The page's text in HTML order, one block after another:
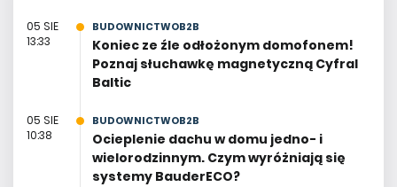
05 SIE
13:33
BUDOWNICTWOB2B
Koniec ze źle odłożonym domofonem!
Poznaj słuchawkę magnetyczną Cyfral
Baltic
05 SIE
10:38
BUDOWNICTWOB2B
Ocieplenie dachu w domu jedno- i
wielorodzinnym. Czym wyróżniają się
systemy BauderECO?